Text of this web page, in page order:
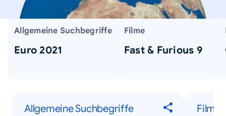
Allgemeine Suchbegriffe
Euro 2021
Filme
Fast & Furious 9
Allgemeine Suchbegriffe
Filme